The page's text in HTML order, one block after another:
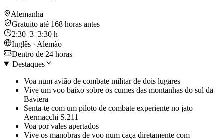
Alemanha
Gratuito até 168 horas antes
2:30–3–3:30 h
Inglês · Alemão
Dentro de 24 horas
Destaques
Voa num avião de combate militar de dois lugares
Vive um voo baixo sobre os cumes das montanhas do sul da
Baviera
Senta-te com um piloto de combate experiente no jato
Aermacchi S.211
Voa por vales apertados
Vive os manobras de voo num caça diretamente com